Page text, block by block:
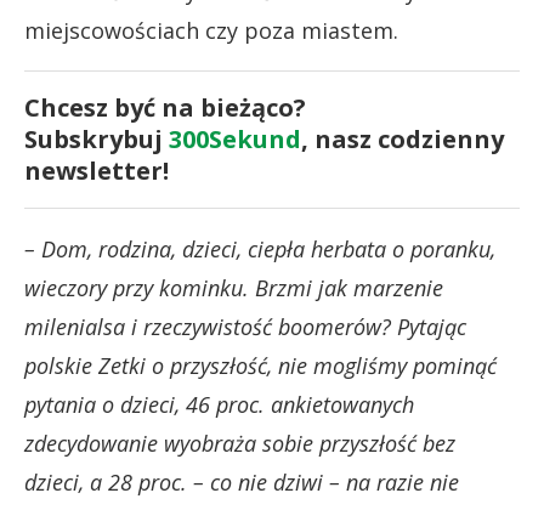
miejscowościach czy poza miastem.
Chcesz być na bieżąco?
Subskrybuj 300Sekund, nasz codzienny
newsletter!
– Dom, rodzina, dzieci, ciepła herbata o poranku,
wieczory przy kominku. Brzmi jak marzenie
milenialsa i rzeczywistość boomerów? Pytając
polskie Zetki o przyszłość, nie mogliśmy pominąć
pytania o dzieci, 46 proc. ankietowanych
zdecydowanie wyobraża sobie przyszłość bez
dzieci, a 28 proc. – co nie dziwi – na razie nie